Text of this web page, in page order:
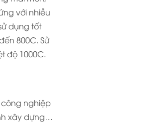
với nhiều
dụng tốt
800C. Sử
độ 1000C.
nghiệp
xây dựng…